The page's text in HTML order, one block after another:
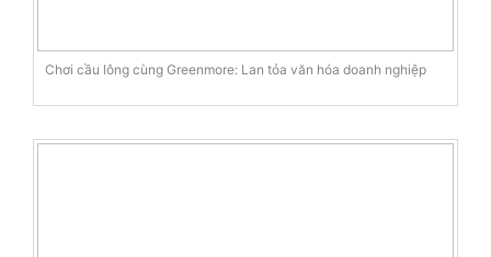
Chơi cầu lông cùng Greenmore: Lan tỏa văn hóa doanh nghiệp